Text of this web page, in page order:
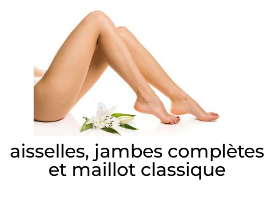
aisselles, jambes complètes
et maillot classique